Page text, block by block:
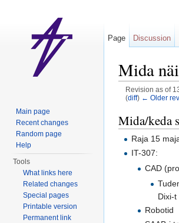
Mida
Revision as of
(diff) ← Older
Mida/keda
Raja 15
IT-307:
CAD
Dixi-
Robotid
Page Discussion
Main page
Recent changes
Random page
Help
Tools
What links here
Related changes
Special pages
Printable version
Permanent link